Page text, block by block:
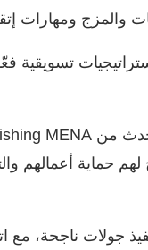
والمزج ومهارات
تسويقية
لهم حماية أعمالهم
جولات ناجحة، مع